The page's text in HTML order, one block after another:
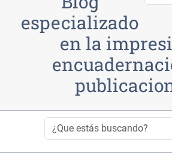
especializado
en la